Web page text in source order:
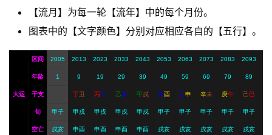
服
务
员
【流月】为每一轮【流年】中的每个月份。
图表中的【文字颜色】分别对应相应各自的【五行】。
大运
区间 2005 2013 2023 2033 2043 2053 2063 2073 2083 2093
年龄 1 9 19 29 39 49 59 69 79 89
干支 丁丑 丙子 乙亥 甲 戌 癸酉 壬申 辛未 庚午 己巳
旬 甲子 甲戌 甲戌 甲戌 甲戌 甲子 甲子 甲子 甲子 甲子
空亡 戌亥 申酉 申酉 申酉 申酉 戌亥 戌亥 戌亥 戌亥 戌亥